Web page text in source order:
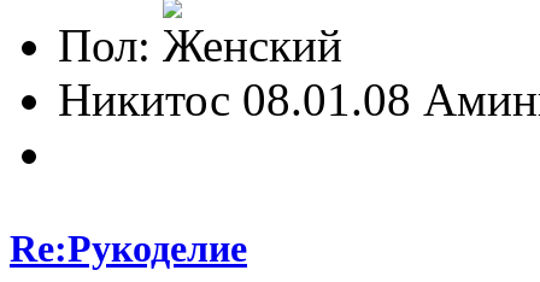
Пол:
Никитос 08.01.08
Re:Рукоделие